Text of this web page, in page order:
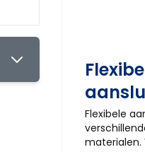
Flexibele
materialen.